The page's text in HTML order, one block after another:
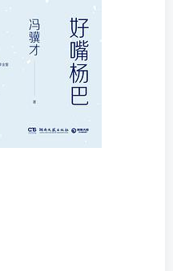
找回密码 免密登录
录